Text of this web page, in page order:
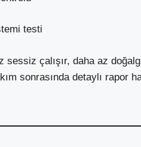
testi
çalışır, daha az
sonrasında detaylı rapor